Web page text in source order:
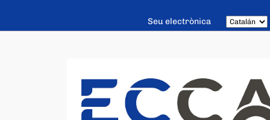
Seu electrònica